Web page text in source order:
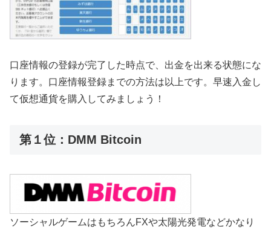
口座情報の登録が完了した時点で、出金を出来る状態にな
ります。口座情報登録までの方法は以上です。早速入金し
て仮想通貨を購入してみましょう！
第１位：DMM Bitcoin
ソーシャルゲームはもちろんFXや太陽光発電などかなり